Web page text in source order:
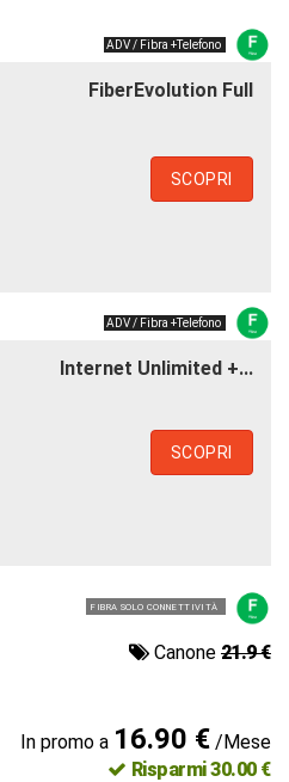
ADV / Fibra +Telefono
FiberEvolution Full
SCOPRI
ADV / Fibra +Telefono
Internet Unlimited +...
SCOPRI
FIBRA SOLO CONNETTIVITÀ
Canone 21.9 €
In promo a 16.90 €/Mese
Risparmi 30.00 €